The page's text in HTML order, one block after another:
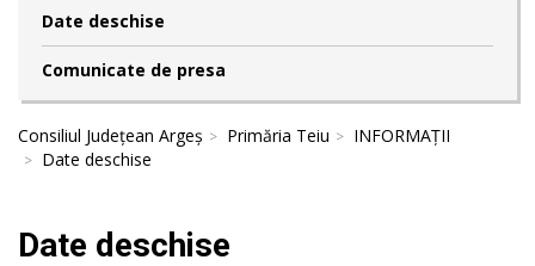
Date deschise
Comunicate de presa
Consiliul Județean Argeș Primăria Teiu
INFORMAȚII
Date deschise
Date deschise